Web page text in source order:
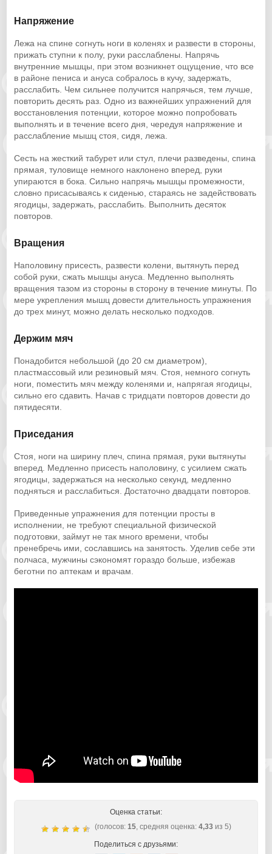
Напряжение
Лежа на спине согнуть ноги в коленях и развести в стороны,
прижать ступни к полу, руки расслаблены. Напрячь
внутренние мышцы, при этом возникнет ощущение, что все
в районе пениса и ануса собралось в кучу, задержать,
расслабить. Чем сильнее получится напрячься, тем лучше,
повторить десять раз. Одно из важнейших упражнений для
восстановления потенции, которое можно попробовать
выполнять и в течение всего дня, чередуя напряжение и
расслабление мышц стоя, сидя, лежа.
Сесть на жесткий табурет или стул, плечи разведены, спина
прямая, туловище немного наклонено вперед, руки
упираются в бока. Сильно напрячь мышцы промежности,
словно присасываясь к сиденью, стараясь не задействовать
ягодицы, задержать, расслабить. Выполнить десяток
повторов.
Вращения
Наполовину присесть, развести колени, вытянуть перед
собой руки, сжать мышцы ануса. Медленно выполнять
вращения тазом из стороны в сторону в течение минуты. По
мере укрепления мышц довести длительность упражнения
до трех минут, можно делать несколько подходов.
Держим мяч
Понадобится небольшой (до 20 см диаметром),
пластмассовый или резиновый мяч. Стоя, немного согнуть
ноги, поместить мяч между коленями и, напрягая ягодицы,
сильно его сдавить. Начав с тридцати повторов довести до
пятидесяти.
Приседания
Стоя, ноги на ширину плеч, спина прямая, руки вытянуты
вперед. Медленно присесть наполовину, с усилием сжать
ягодицы, задержаться на несколько секунд, медленно
подняться и расслабиться. Достаточно двадцати повторов.
Приведенные упражнения для потенции просты в
исполнении, не требуют специальной физической
подготовки, займут не так много времени, чтобы
пренебречь ими, сославшись на занятость. Уделив себе эти
полчаса, мужчины сэкономят гораздо больше, избежав
беготни по аптекам и врачам.
Оценка статьи:
(голосов: 15, средняя оценка: 4,33из 5)
Поделиться с друзьями: